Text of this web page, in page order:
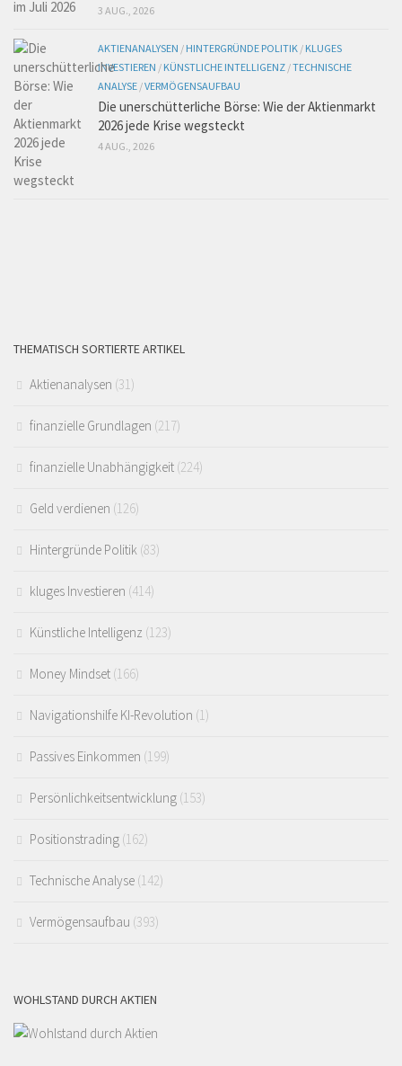
3 AUG., 2026
AKTIENANALYSEN / HINTERGRÜNDE POLITIK / KLUGES
INVESTIEREN / KÜNSTLICHE INTELLIGENZ /TECHNISCHE
ANALYSE /VERMÖGENSAUFBAU
Die unerschütterliche Börse: Wie der Aktienmarkt
2026 jede Krise wegsteckt
4 AUG., 2026
THEMATISCH SORTIERTE ARTIKEL
Aktienanalysen (31)
finanzielle Grundlagen (217)
finanzielle Unabhängigkeit (224)
Geld verdienen (126)
Hintergründe Politik (83)
kluges Investieren (414)
Künstliche Intelligenz (123)
Money Mindset (166)
Navigationshilfe KI-Revolution (1)
Passives Einkommen (199)
Persönlichkeitsentwicklung (153)
Positionstrading (162)
Technische Analyse (142)
Vermögensaufbau (393)
WOHLSTAND DURCH AKTIEN